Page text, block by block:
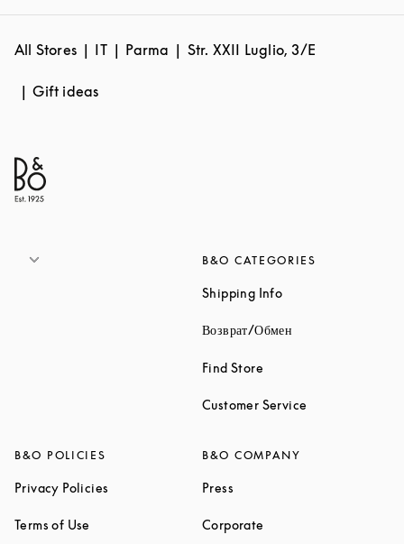
All Stores IT Parma Str. XXII Luglio, 3/E
Gift ideas
B&O CATEGORIES
Shipping InfoLink Opens in New
Возврат/Обмен
Find Store
Customer Service
B&O POLICIES
Privacy Policies Link Opens in New Tab
Terms of Use Link Opens in New Tab
B&O COMPANY
Press
Corporate